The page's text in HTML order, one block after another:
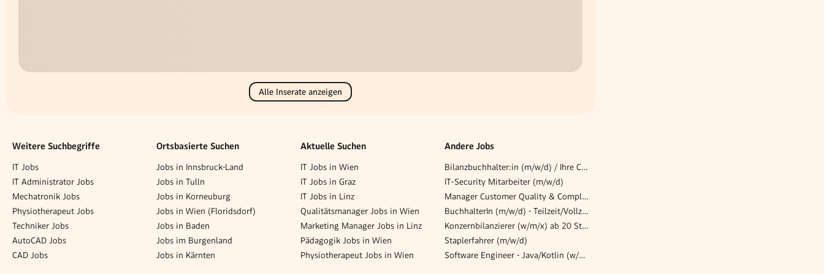
Alle Inserate anzeigen
Weitere Suchbegriffe
IT Jobs
IT Administrator Jobs
Mechatronik Jobs
Physiotherapeut Jobs
Techniker Jobs
AutoCAD Jobs
CAD Jobs
Ortsbasierte Suchen
Jobs in Innsbruck-Land
Jobs in Tulln
Jobs in Korneuburg
Jobs in Wien (Floridsdorf)
Jobs in Baden
Jobs im Burgenland
Jobs in Kärnten
Aktuelle Suchen
IT Jobs in Wien
IT Jobs in Graz
IT Jobs in Linz
Qualitätsmanager Jobs in Wien
Marketing Manager Jobs in Linz
Pädagogik Jobs in Wien
Physiotherapeut Jobs in Wien
Andere Jobs
Bilanzbuchhalter:in (m/w/d) / Ihre Chance im internationalen Konzernumfeld!
IT‑Security Mitarbeiter (m/w/d)
Manager Customer Quality & Complaints (w/m/d)
BuchhalterIn (m/w/d) - Teilzeit/Vollzeit
Konzernbilanzierer (w/m/x) ab 20 Std.
Staplerfahrer (m/w/d)
Software Engineer - Java/Kotlin (w/m/d)